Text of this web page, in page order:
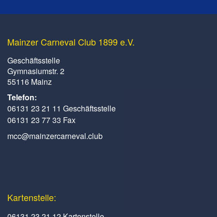
Mainzer Carneval Club 1899 e.V.
Geschäftsstelle
Gymnasiumstr. 2
55116 Mainz
Telefon:
06131 23 21 11 Geschäftsstelle
06131 23 77 33 Fax
mcc@mainzercarneval.club
Kartenstelle: